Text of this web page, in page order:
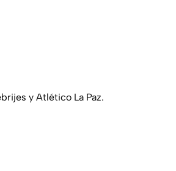
y Atlético La Paz.